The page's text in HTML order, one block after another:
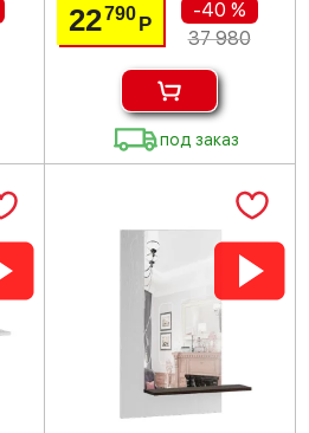
22790 Р
-40 %
37 980
под заказ